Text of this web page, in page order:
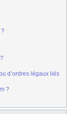
?
d’ordres légaux liés
?